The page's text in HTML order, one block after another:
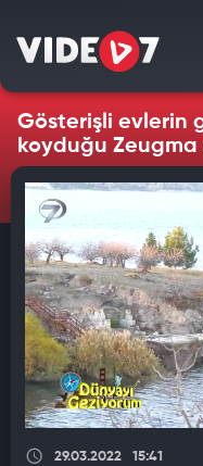
Gösterişli evlerin
koyduğu Zeugma
29.03.2022 15:41